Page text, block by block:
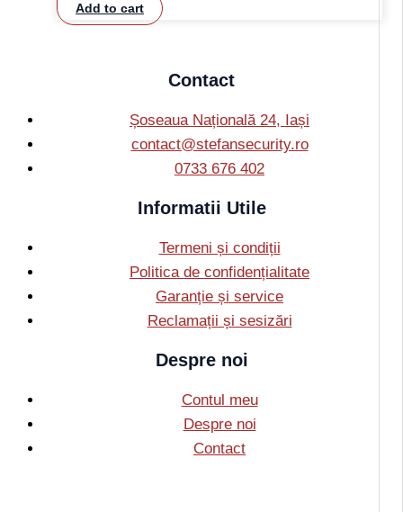
Add to cart
Contact
Șoseaua Națională 24, Iași
contact@stefansecurity.ro
0733 676 402
Informatii Utile
Termeni și condiții
Politica de confidențialitate
Garanție și service
Reclamații și sesizări
Despre noi
Contul meu
Despre noi
Contact